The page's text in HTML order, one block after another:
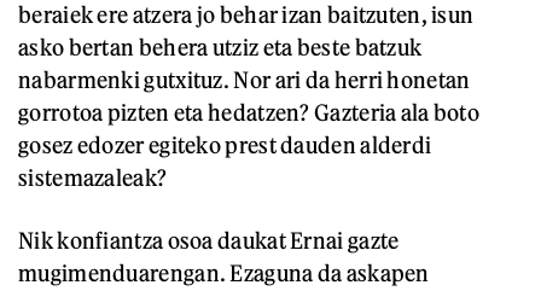
beraiek ere atzera jo behar izan baitzuten, isun
asko bertan behera utziz eta beste batzuk
nabarmenki gutxituz. Nor ari da herri honetan
gorrotoa pizten eta hedatzen? Gazteria ala boto
gosez edozer egiteko prest dauden alderdi
sistemazaleak?
Nik konfiantza osoa daukat Ernai gazte
mugimenduarengan. Ezaguna da askapen